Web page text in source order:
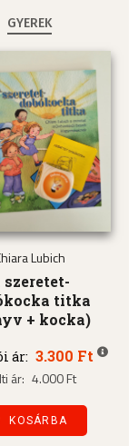
GYEREK
Lubich
szeretet-
titka
+ kocka)
ár: 3.300 Ft
ár: 4.000 Ft
KOSÁRBA